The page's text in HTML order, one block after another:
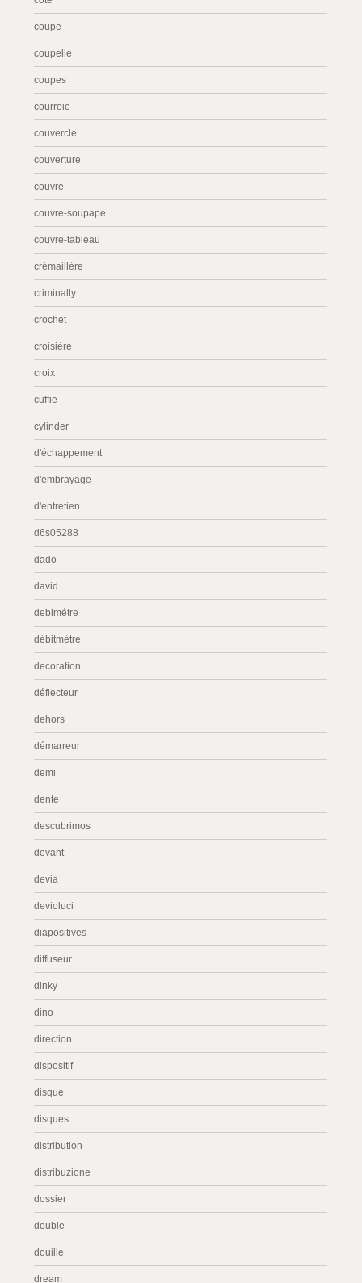
coupe
coupelle
coupes
courroie
couvercle
couverture
couvre
couvre-soupape
couvre-tableau
crémaillère
criminally
crochet
croisière
croix
cuffie
cylinder
d'échappement
d'embrayage
d'entretien
d6s05288
dado
david
debimétre
débitmètre
decoration
déflecteur
dehors
démarreur
demi
dente
descubrimos
devant
devia
devioluci
diapositives
diffuseur
dinky
dino
direction
dispositif
disque
disques
distribution
distribuzione
dossier
double
douille
dream